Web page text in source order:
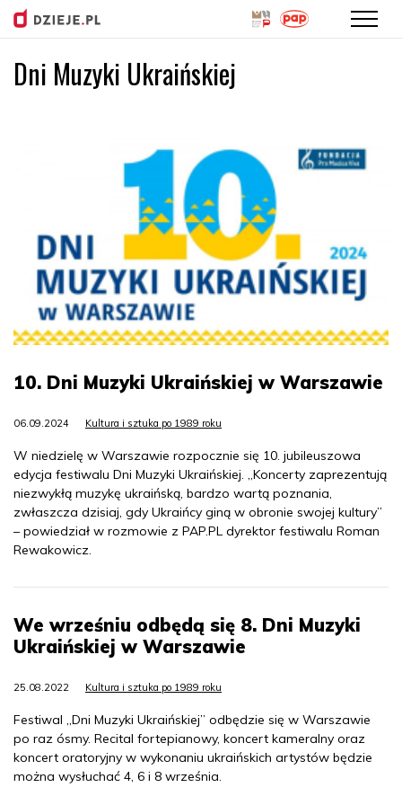
Przejdź
do
Dni Muzyki Ukraińskiej
10. Dni Muzyki Ukraińskiej w Warszawie
06.09.2024 Kultura i sztuka po 1989 roku
W niedzielę w Warszawie rozpocznie się 10. jubileuszowa
edycja festiwalu Dni Muzyki Ukraińskiej. „Koncerty zaprezentują
niezwykłą muzykę ukraińską, bardzo wartą poznania,
zwłaszcza dzisiaj, gdy Ukraińcy giną w obronie swojej kultury”
– powiedział w rozmowie z PAP.PL dyrektor festiwalu Roman
Rewakowicz.
We wrześniu odbędą się 8. Dni Muzyki
Ukraińskiej w Warszawie
25.08.2022 Kultura i sztuka po 1989 roku
Festiwal „Dni Muzyki Ukraińskiej” odbędzie się w Warszawie
po raz ósmy. Recital fortepianowy, koncert kameralny oraz
koncert oratoryjny w wykonaniu ukraińskich artystów będzie
można wysłuchać 4, 6 i 8 września.